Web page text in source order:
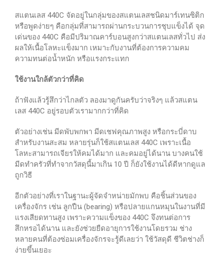
สแตนเลส 440C จัดอยู่ในกลุ่มของสแตนเลสชนิดมาร์เทนซิติก
หรือพูดง่ายๆ คือกลุ่มที่สามารถผ่านกระบวนการชุบแข็งได้ จุด
เด่นของ 440C คือมีปริมาณคาร์บอนสูงกว่าสแตนเลสทั่วไป ส่ง
ผลให้เนื้อโลหะแข็งมาก เหมาะกับงานที่ต้องการความคม
ความทนต่อน้ำหนัก หรือแรงกระแทก
ใช้งานใกล้ตัวกว่าที่คิด
ถ้าฟังแล้วรู้สึกว่าไกลตัว ลองมาดูกันครับว่าจริงๆ แล้วสแตน
เลส 440C อยู่รอบตัวเรามากกว่าที่คิด
ตัวอย่างเช่น มีดพับพกพา มีดเชฟคุณภาพสูง หรือกระบี่ดาบ
สำหรับงานสะสม หลายรุ่นก็ใช้สแตนเลส 440C เพราะเนื้อ
โลหะสามารถเจียรให้คมได้มาก และคมอยู่ได้นาน บางคนใช้
มีดทำครัวที่ทำจากวัสดุนี้มาเกิน 10 ปี ก็ยังใช้งานได้ดีหากดูแล
ถูกวิธี
อีกตัวอย่างที่เราในฐานะผู้จัดจำหน่ายมักพบ คือชิ้นส่วนของ
เครื่องจักร เช่น ลูกปืน (bearing) หรือปลายแกนหมุนในงานที่มี
แรงเสียดทานสูง เพราะความแข็งของ 440C จึงทนต่อการ
สึกหรอได้นาน และยังช่วยยืดอายุการใช้งานโดยรวม ช่าง
หลายคนที่ต้องซ่อมเครื่องจักรจะรู้ดีเลยว่า ใช้วัสดุดี ชีวิตช่างก็
ง่ายขึ้นเยอะ